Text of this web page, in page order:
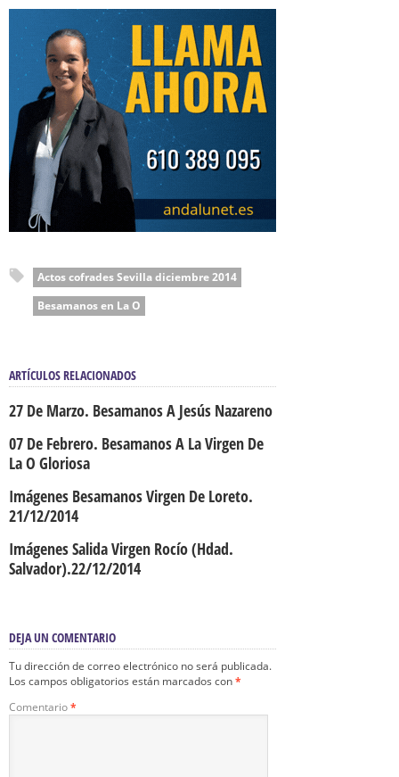
Actos cofrades Sevilla diciembre 2014
Besamanos en La O
ARTÍCULOS RELACIONADOS
27 De Marzo. Besamanos A Jesús Nazareno
07 De Febrero. Besamanos A La Virgen De
La O Gloriosa
Imágenes Besamanos Virgen De Loreto.
21/12/2014
Imágenes Salida Virgen Rocío (Hdad.
Salvador).22/12/2014
DEJA UN COMENTARIO
Tu dirección de correo electrónico no será publicada.
Los campos obligatorios están marcados con*
Comentario*